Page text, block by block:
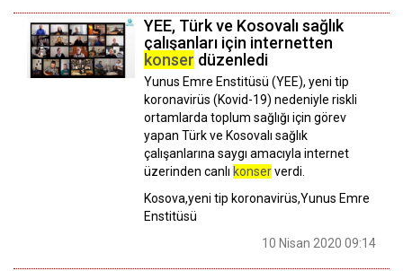
YEE, Türk ve Kosovalı sağlık
çalışanları için internetten
konser düzenledi
Yunus Emre Enstitüsü (YEE), yeni tip
koronavirüs (Kovid-19) nedeniyle riskli
ortamlarda toplum sağlığı için görev
yapan Türk ve Kosovalı sağlık
çalışanlarına saygı amacıyla internet
üzerinden canlı konserverdi.
Kosova,yeni tip koronavirüs,Yunus Emre
Enstitüsü
10 Nisan 2020 09:14